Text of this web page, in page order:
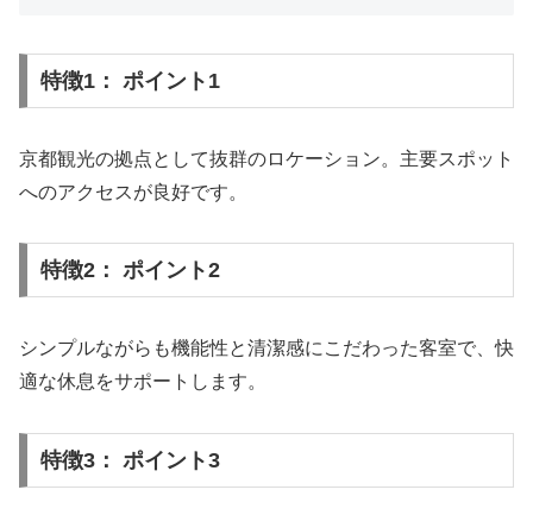
特徴1： ポイント1
京都観光の拠点として抜群のロケーション。主要スポット
へのアクセスが良好です。
特徴2： ポイント2
シンプルながらも機能性と清潔感にこだわった客室で、快
適な休息をサポートします。
特徴3： ポイント3